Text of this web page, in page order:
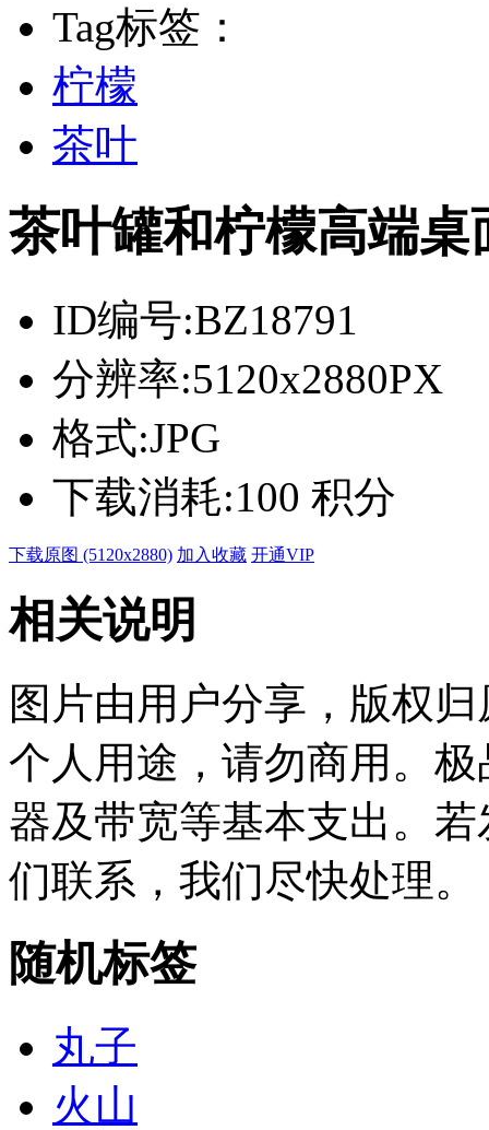
Tag标签：
柠檬
茶叶
茶叶罐和柠檬高端
ID编号:BZ18791
分辨率:5120x2880PX
格式:JPG
下载消耗:100 积分
下载原图 (5120x2880) 加入收藏 开通VIP
相关说明
图片由用户分享，版权
个人用途，请勿商用。
器及带宽等基本支出。
们联系，我们尽快处理。
随机标签
丸子
火山